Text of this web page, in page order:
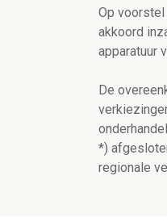
Op voorstel
akkoord
apparatuur
De
*)
regionale